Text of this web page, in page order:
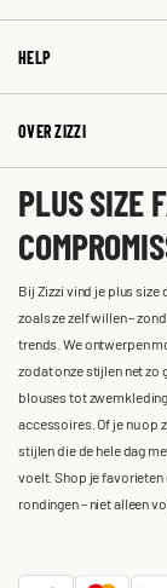
HELP
OVER ZIZZI
PLUS SIZE
Bij Zizzi vind je plus
zoals ze zelf willen –
trends. We ontwerpen
zodat onze stijlen net zo
blouses tot
accessoires. Of je nu op
stijlen die de hele dag
voelt. Shop je
rondingen – niet alleen